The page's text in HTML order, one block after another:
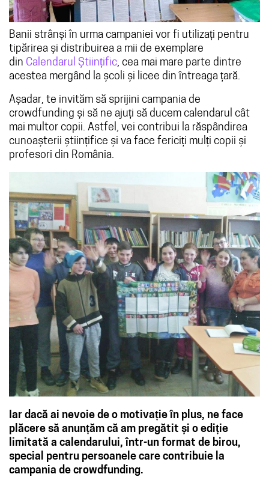
Banii strânși în urma campaniei vor fi utilizați pentru
tipărirea și distribuirea a mii de exemplare
din Calendarul Științific, cea mai mare parte dintre
acestea mergând la școli și licee din întreaga țară.
Așadar, te invităm să sprijini campania de
crowdfunding și să ne ajuți să ducem calendarul cât
mai multor copii. Astfel, vei contribui la răspândirea
cunoașterii științifice și va face fericiți mulți copii și
profesori din România.
Iar dacă ai nevoie de o motivație în plus, ne face
plăcere să anunțăm că am pregătit și o ediție
limitată a calendarului, într-un format de birou,
special pentru persoanele care contribuie la
campania de crowdfunding.